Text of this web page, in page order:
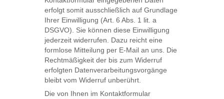
erfolgt somit ausschließlich auf Grundlage
Ihrer Einwilligung (Art. 6 Abs. 1 lit. a
DSGVO). Sie können diese Einwilligung
jederzeit widerrufen. Dazu reicht eine
formlose Mitteilung per E-Mail an uns. Die
Rechtmäßigkeit der bis zum Widerruf
erfolgten Datenverarbeitungsvorgänge
bleibt vom Widerruf unberührt.
Die von Ihnen im Kontaktformular